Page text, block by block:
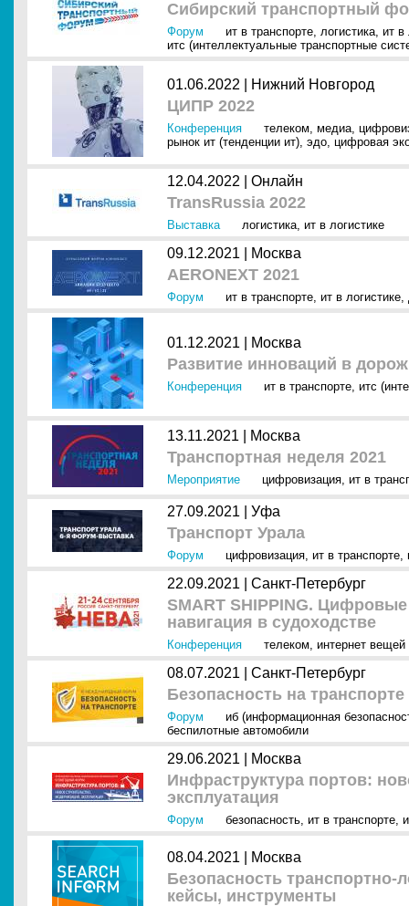
Сибирский транспортный
Форум ит в транспорте, логистика, ит в
итс (интеллектуальные транспортные
01.06.2022 | Нижний Новгород
ЦИПР 2022
Конференция телеком, медиа,
рынок ит (тенденции ит), эдо, цифровая
12.04.2022 | Онлайн
TransRussia 2022
Выставка логистика, ит в логистике
09.12.2021 | Москва
AERONEXT 2021
Форум ит в транспорте, ит в логистике,
01.12.2021 | Москва
Развитие инноваций в
Конференция ит в транспорте, итс
13.11.2021 | Москва
Транспортная неделя 2021
Мероприятие цифровизация, ит в
27.09.2021 | Уфа
Транспорт Урала
Форум цифровизация, ит в транспорте,
22.09.2021 | Санкт-Петербург
SMART SHIPPING.
навигация в судоходстве
Конференция телеком, интернет вещей
08.07.2021 | Санкт-Петербург
Безопасность на транспорте
Форум
иб (информационная
беспилотные автомобили
29.06.2021 | Москва
Инфраструктура портов:
эксплуатация
Форум безопасность, ит в транспорте,
08.04.2021 | Москва
Безопасность транспортно-
кейсы, инструменты